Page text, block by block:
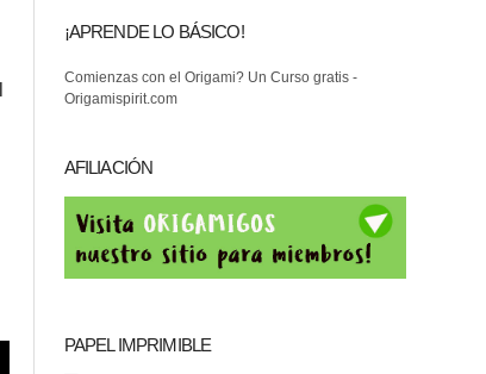
¡APRENDE LO BÁSICO!
Comienzas con el Origami? Un Curso gratis -
Origamispirit.com
AFILIACIÓN
PAPEL IMPRIMIBLE